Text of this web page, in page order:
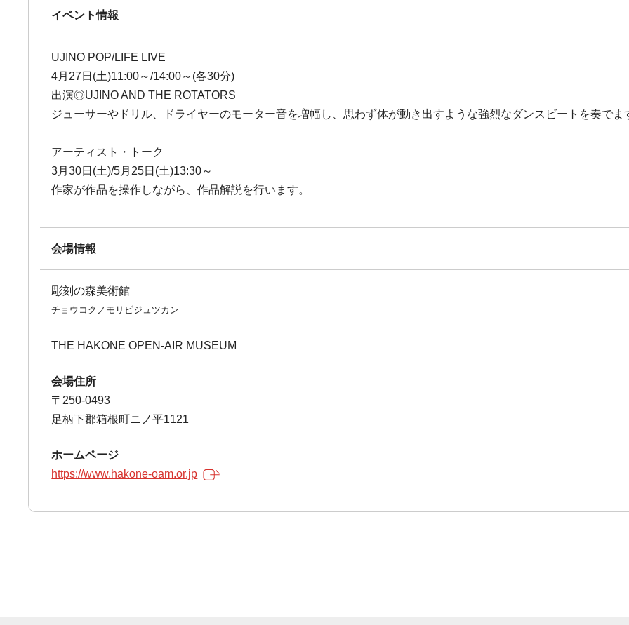
イベント情報
UJINO POP/LIFE LIVE
4月27日(土)11:00～/14:00～(各30分)
出演◎UJINO AND THE ROTATORS
ジューサーやドリル、ドライヤーのモーター音を増幅し、思わず体が動き出すような強烈なダンスビートを奏でま
アーティスト・トーク
3月30日(土)/5月25日(土)13:30～
作家が作品を操作しながら、作品解説を行います。
会場情報
彫刻の森美術館
チョウコクノモリビジュツカン
THE HAKONE OPEN-AIR MUSEUM
会場住所
〒250-0493
足柄下郡箱根町ニノ平1121
ホームページ
https://www.hakone-oam.or.jp